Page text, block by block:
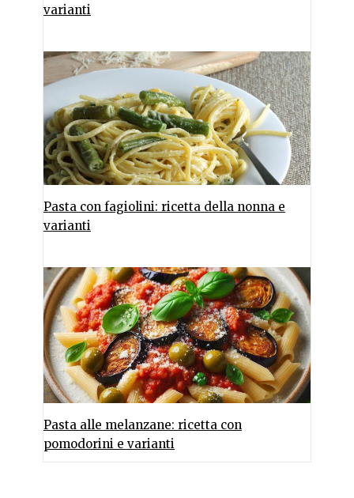
varianti
Pasta con fagiolini: ricetta della nonna e
varianti
Pasta alle melanzane: ricetta con
pomodorini e varianti